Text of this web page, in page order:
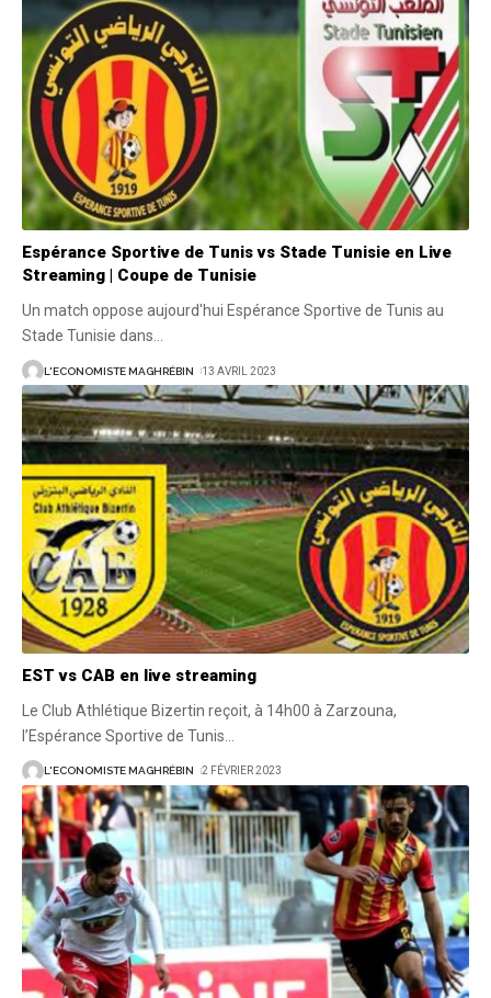
Espérance Sportive de Tunis vs Stade Tunisie en Live
Streaming | Coupe de Tunisie
Un match oppose aujourd'hui Espérance Sportive de Tunis au
Stade Tunisie dans
L'ECONOMISTE MAGHRÉBIN 13 AVRIL 2023
EST vs CAB en live streaming
Le Club Athlétique Bizertin reçoit, à 14h00 à Zarzouna,
l’Espérance Sportive de Tunis
L'ECONOMISTE MAGHRÉBIN 2 FÉVRIER 2023